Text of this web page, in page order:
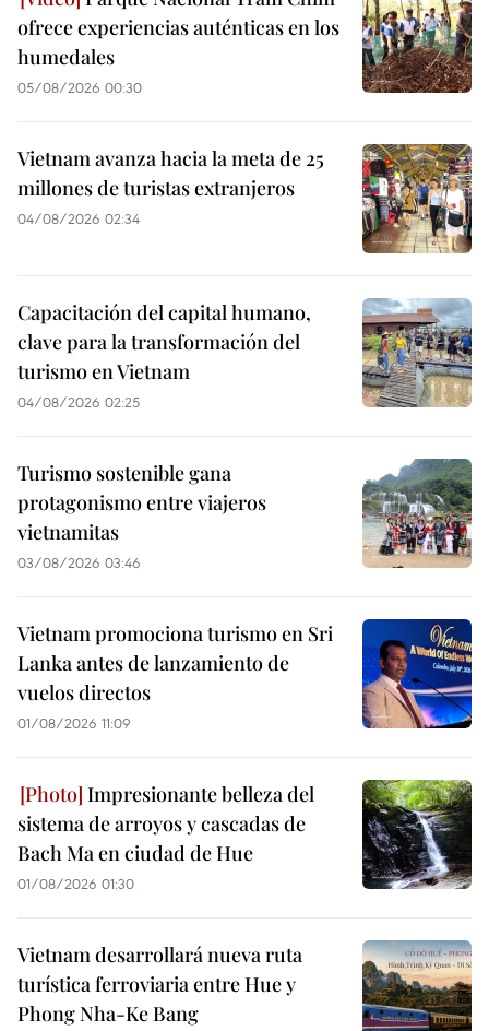
ofrece experiencias auténticas en los
humedales
05/08/2026 00:30
Vietnam avanza hacia la meta de 25
millones de turistas extranjeros
04/08/2026 02:34
Capacitación del capital humano,
clave para la transformación del
turismo en Vietnam
04/08/2026 02:25
Turismo sostenible gana
protagonismo entre viajeros
vietnamitas
03/08/2026 03:46
Vietnam promociona turismo en Sri
Lanka antes de lanzamiento de
vuelos directos
01/08/2026 11:09
Impresionante belleza del
sistema de arroyos y cascadas de
Bach Ma en ciudad de Hue
01/08/2026 01:30
Vietnam desarrollará nueva ruta
turística ferroviaria entre Hue y
Phong Nha-Ke Bang